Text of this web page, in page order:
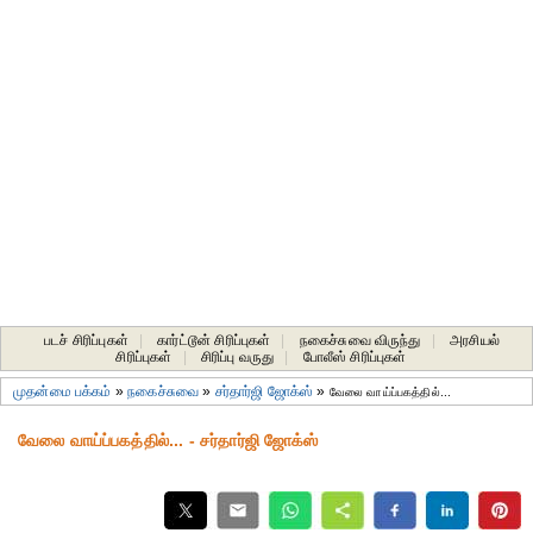
படச் சிரிப்புகள் கார்ட்டூன் சிரிப்புகள் நகைச்சுவை விருந்து
அரசியல்
சிரிப்புகள்
சிரிப்பு வருது போலீஸ் சிரிப்புகள்
முதன்மை பக்கம் »நகைச்சுவை » சர்தார்ஜி ஜோக்ஸ் » வேலை வாய்ப்பகத்தில்...
வேலை வாய்ப்பகத்தில்... - சர்தார்ஜி ஜோக்ஸ்